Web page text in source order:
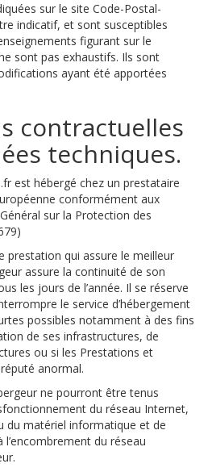
sur le site Code-Postal-
indicatif, et sont susceptibles
figurant sur le
sont pas exhaustifs. Ils sont
ayant été apportées
contractuelles
techniques.
est hébergé chez un prestataire
conformément aux
sur la Protection des
prestation qui assure le meilleur
assure la continuité de son
les jours de l’année. Il se réserve
le service d’hébergement
possibles notamment à des fins
de ses infrastructures, de
ou si les Prestations et
anormal.
ne pourront être tenus
du réseau Internet,
du matériel informatique et de
du réseau